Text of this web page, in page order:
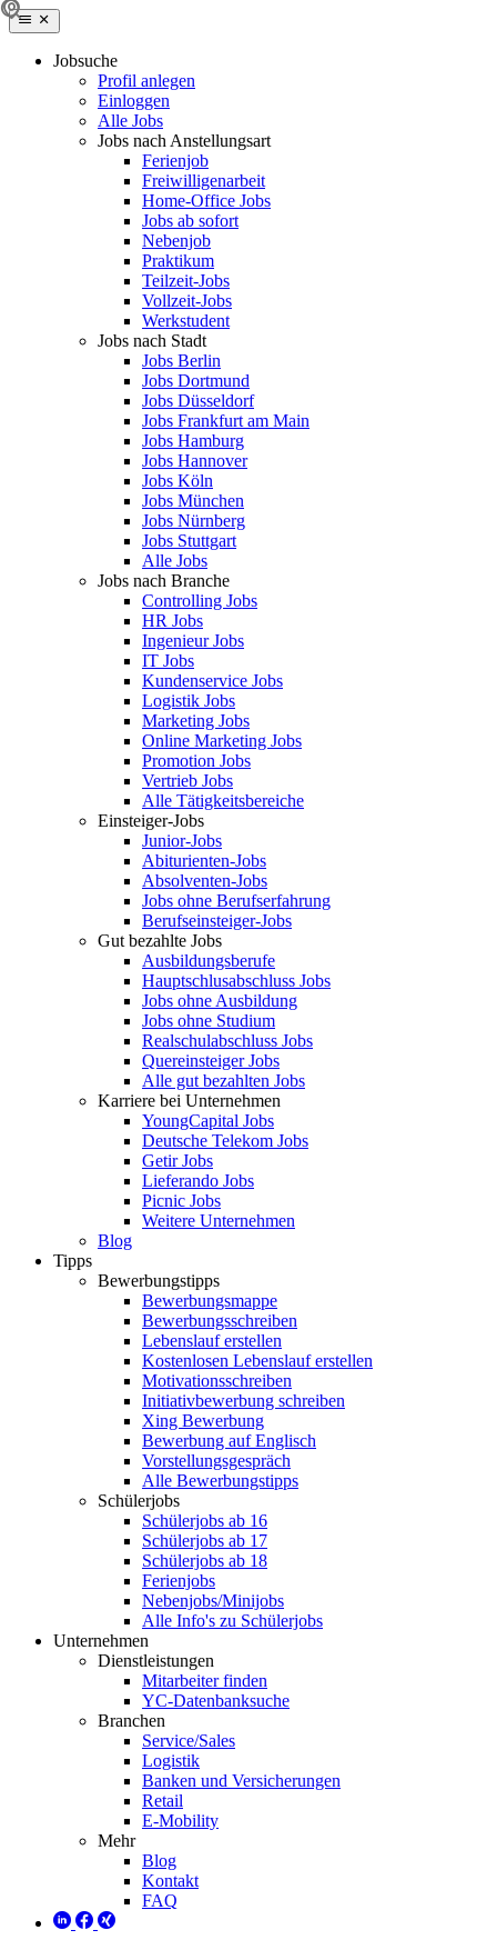
Jobsuche
Profil anlegen
Einloggen
Alle Jobs
Jobs nach Anstellungsart
Ferienjob
Freiwilligenarbeit
Home-Office Jobs
Jobs ab sofort
Nebenjob
Praktikum
Teilzeit-Jobs
Vollzeit-Jobs
Werkstudent
Jobs nach Stadt
Jobs Berlin
Jobs Dortmund
Jobs Düsseldorf
Jobs Frankfurt am Main
Jobs Hamburg
Jobs Hannover
Jobs Köln
Jobs München
Jobs Nürnberg
Jobs Stuttgart
Alle Jobs
Jobs nach Branche
Controlling Jobs
HR Jobs
Ingenieur Jobs
IT Jobs
Kundenservice Jobs
Logistik Jobs
Marketing Jobs
Online Marketing Jobs
Promotion Jobs
Vertrieb Jobs
Alle Tätigkeitsbereiche
Einsteiger-Jobs
Junior-Jobs
Abiturienten-Jobs
Absolventen-Jobs
Jobs ohne Berufserfahrung
Berufseinsteiger-Jobs
Gut bezahlte Jobs
Ausbildungsberufe
Hauptschlusabschluss Jobs
Jobs ohne Ausbildung
Jobs ohne Studium
Realschulabschluss Jobs
Quereinsteiger Jobs
Alle gut bezahlten Jobs
Karriere bei Unternehmen
YoungCapital Jobs
Deutsche Telekom Jobs
Getir Jobs
Lieferando Jobs
Picnic Jobs
Weitere Unternehmen
Blog
Tipps
Bewerbungstipps
Bewerbungsmappe
Bewerbungsschreiben
Lebenslauf erstellen
Kostenlosen Lebenslauf erstellen
Motivationsschreiben
Initiativbewerbung schreiben
Xing Bewerbung
Bewerbung auf Englisch
Vorstellungsgespräch
Alle Bewerbungstipps
Schülerjobs
Schülerjobs ab 16
Schülerjobs ab 17
Schülerjobs ab 18
Ferienjobs
Nebenjobs/Minijobs
Alle Info's zu Schülerjobs
Unternehmen
Dienstleistungen
Mitarbeiter finden
YC-Datenbanksuche
Branchen
Service/Sales
Logistik
Banken und Versicherungen
Retail
E-Mobility
Mehr
Blog
Kontakt
FAQ